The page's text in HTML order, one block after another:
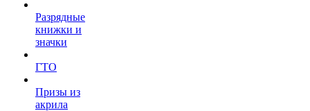
Разрядные
книжки и
значки
ГТО
Призы из
акрила